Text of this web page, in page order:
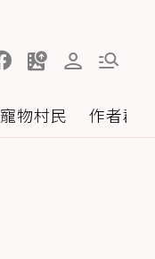
寵物村民 作者群